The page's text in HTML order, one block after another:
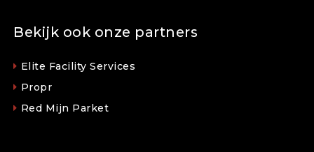
Bekijk ook onze partners
Elite Facility Services
Propr
Red Mijn Parket